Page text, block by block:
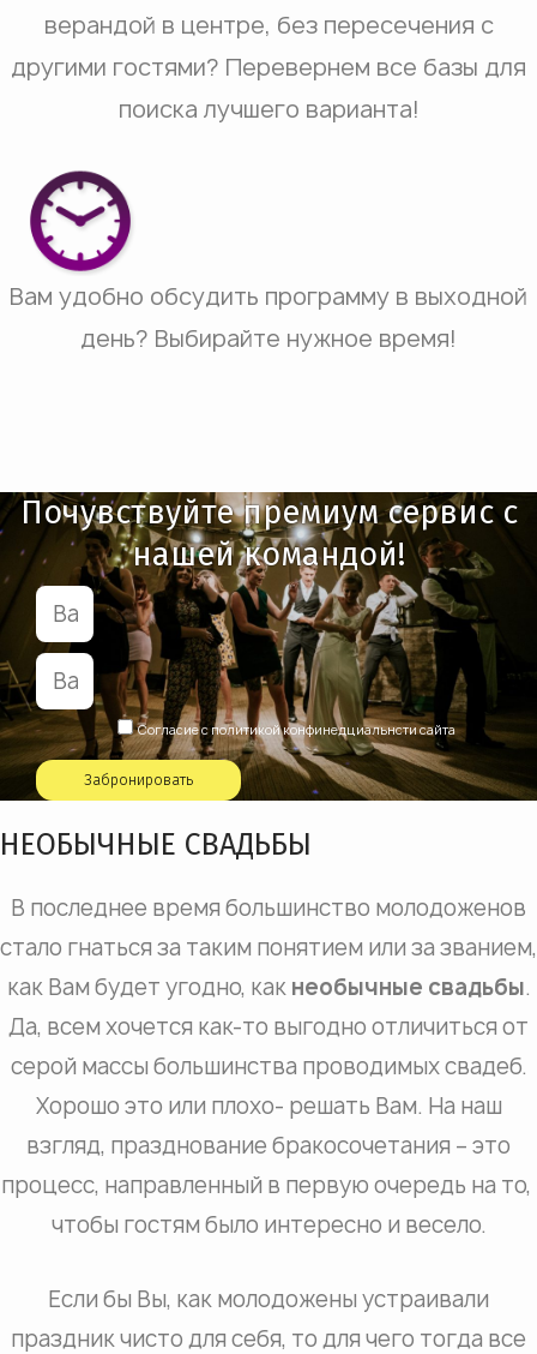
верандой в центре, без пересечения с
другими гостями? Перевернем все базы для
поиска лучшего варианта!
Вам удобно обсудить программу в выходной
день? Выбирайте нужное время!
Почувствуйте премиум сервис с
нашей командой!
Согласие с политикой конфинедциальнсти сайта
Забронировать
НЕОБЫЧНЫЕ СВАДЬБЫ
В последнее время большинство молодоженов
стало гнаться за таким понятием или за званием,
как Вам будет угодно, какнеобычные свадьбы.
Да, всем хочется как-то выгодно отличиться от
серой массы большинства проводимых свадеб.
Хорошо это или плохо- решать Вам. На наш
взгляд, празднование бракосочетания – это
процесс, направленный в первую очередь на то,
чтобы гостям было интересно и весело.
Если бы Вы, как молодожены устраивали
праздник чисто для себя, то для чего тогда все